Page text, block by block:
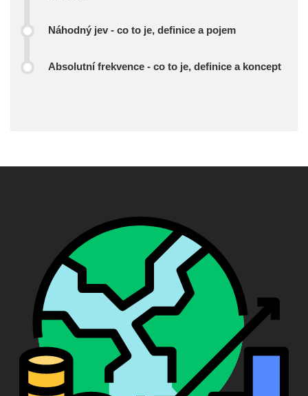
Náhodný jev - co to je, definice a pojem
Absolutní frekvence - co to je, definice a koncept